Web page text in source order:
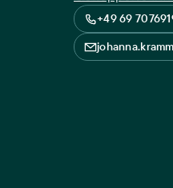
+49 69